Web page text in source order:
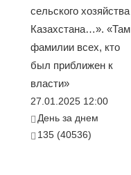
сельского хозяйства
Казахстана…». «Там
фамилии всех, кто
был приближен к
власти»
27.01.2025 12:00
День за днем
135 (40536)